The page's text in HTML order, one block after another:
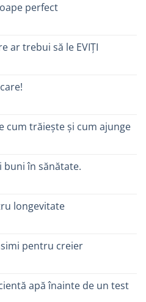
perfect
ar trebui să le EVIȚI
cum trăiește și cum ajunge
buni în sănătate.
longevitate
pentru creier
apă înainte de un test